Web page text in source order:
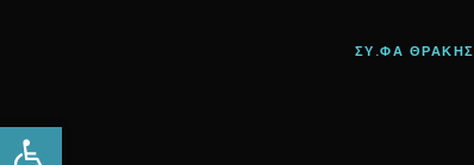
Open toolbar
ΣΥ.ΦΑ ΘΡΑΚΗΣ